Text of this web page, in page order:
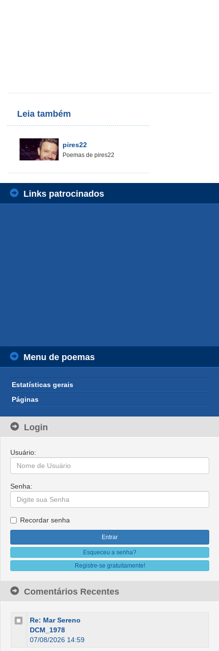
Leia também
pires22
Poemas de pires22
Links patrocinados
Menu de poemas
Estatísticas gerais
Páginas
Login
Usuário:
Senha:
Recordar senha
Esqueceu a senha?
Registre-se gratuitamente!
Comentários Recentes
Re: Mar Sereno
DCM_1978
07/08/2026 14:59